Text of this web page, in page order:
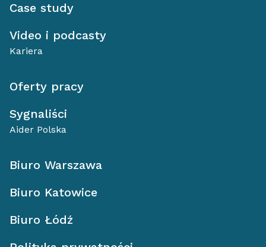
Case study
Video i podcasty
Kariera
Oferty pracy
Sygnaliści
Aider Polska
Biuro Warszawa
Biuro Katowice
Biuro Łódź